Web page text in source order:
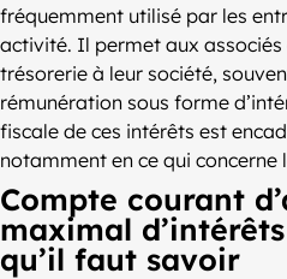
fréquemment utilisé par les
activité. Il permet aux associés
trésorerie à leur société,
rémunération sous forme
fiscale de ces intérêts est
notamment en ce qui
Compte courant
maximal
qu’il faut savoir